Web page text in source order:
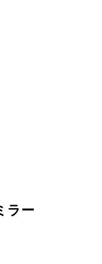
ラー